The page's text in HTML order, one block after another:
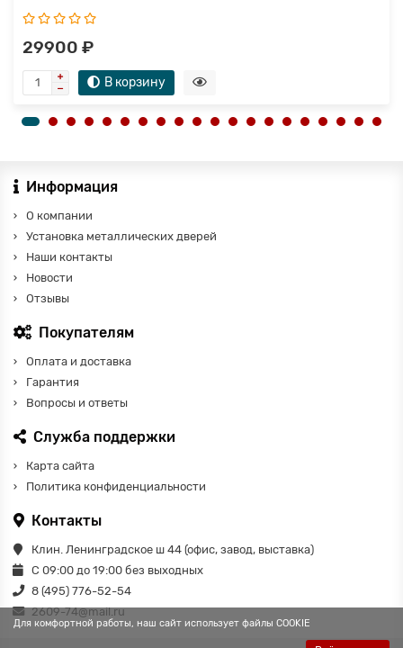
29900 ₽
В корзину
Для комфортной работы, наш сайт использует файлы COOKIE
Информация
О компании
Установка металлических дверей
Наши контакты
Новости
Отзывы
Покупателям
Оплата и доставка
Гарантия
Вопросы и ответы
Служба поддержки
Карта сайта
Политика конфиденциальности
Контакты
Клин. Ленинградское ш 44 (офис, завод, выставка)
С 09:00 до 19:00 без выходных
8 (495) 776-52-54
2609-74@mail.ru